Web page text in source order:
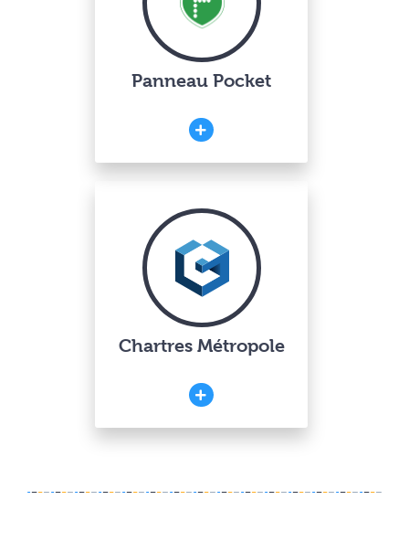
Panneau Pocket
Chartres Métropole